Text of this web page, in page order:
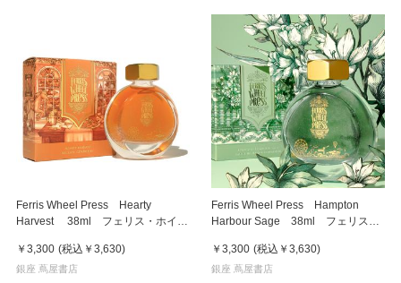
Ferris Wheel Press Hearty
Harvest 38ml フェリス・ホイー
￥3,300 (税込 ￥3,630)
銀座 蔦屋書店
Ferris Wheel Press Hampton
Harbour Sage 38ml フェリス・
￥3,300 (税込 ￥3,630)
銀座 蔦屋書店